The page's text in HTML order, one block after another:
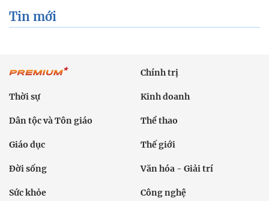
Tin mới
Chính trị
Thời sự Kinh doanh
Dân tộc và Tôn giáo Thể thao
Giáo dục Thế giới
Đời sống Văn hóa - Giải trí
Sức khỏe Công nghệ